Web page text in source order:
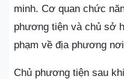
minh. Cơ quan chức
phương tiện và chủ sở
phạm về địa phương
Chủ phương tiện sau